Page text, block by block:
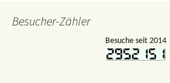
Besucher-Zähler
Besuche seit 2014